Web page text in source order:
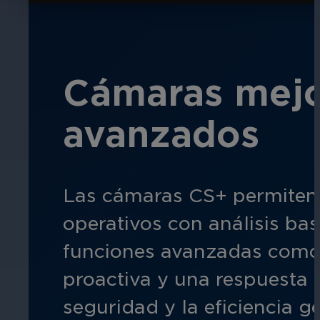
Garantice la seguridad en
Hostelería
áreas de su propiedad.
Cámaras
avanzados
Las cámaras CS+
operativos con análisis
funciones avanzadas
proactiva y una respuesta
seguridad y la eficiencia